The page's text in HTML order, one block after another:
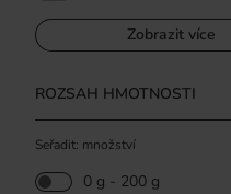
Zobrazit více
ROZSAH HMOTNOSTI
Seřadit: množství
0 g - 200 g